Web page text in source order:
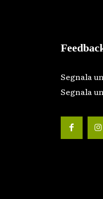
Segnala
Segnala